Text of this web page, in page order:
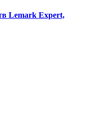
Lemark Expert,